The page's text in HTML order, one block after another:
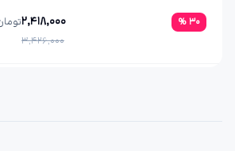
30
%
2,418,000
3,426,000